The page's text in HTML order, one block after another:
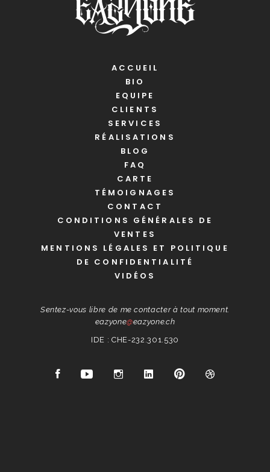
ACCUEIL
BIO
EQUIPE
CLIENTS
SERVICES
RÉALISATIONS
BLOG
FAQ
CARTE
TÉMOIGNAGES
CONTACT
CONDITIONS GÉNÉRALES DE
VENTES
MENTIONS LÉGALES ET POLITIQUE
DE CONFIDENTIALITÉ
VIDÉOS
Sentez-vous libre de me contacter à tout moment.
eazyone@eazyone.ch
IDE : CHE-232.301.530